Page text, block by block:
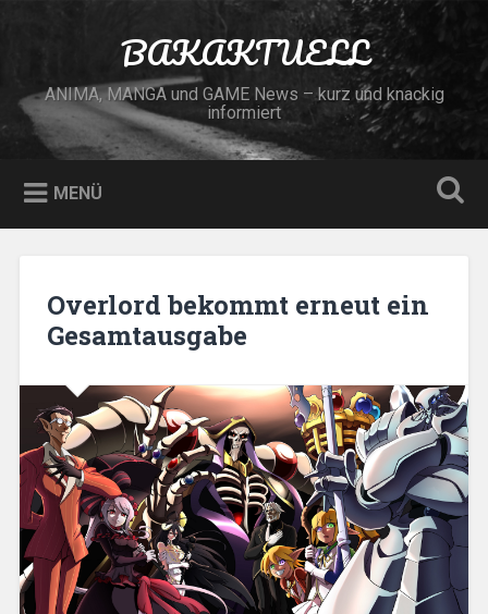
BAKAKTUELL
ANIMA, MANGA und GAME News – kurz und knackig
informiert
MENÜ
Overlord bekommt erneut ein
Gesamtausgabe